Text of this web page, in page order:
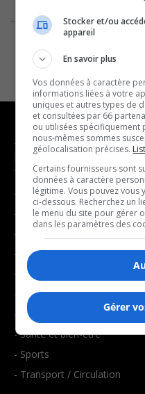
NOUVELLES
- Affaires municipales
- Communauté / Social
- Culture
- Économie
- Éducation
- Environnement
- Faits divers
- Santé et bien-être
- Sports
- Transport / Circulation
Stocker et/ou
appareil
En savoir plus
Vos données à caractère
informations liées à votre
uniques et autres types de
et consultées par 66
ou utilisées spécifiquement
nous-mêmes sommes
géolocalisation précises.
Certains fournisseurs sont
données à caractère
légitime. Vous pouvez
ci-dessous. Recherchez un
le menu du site pour gérer
dans les paramètres des
Gérer